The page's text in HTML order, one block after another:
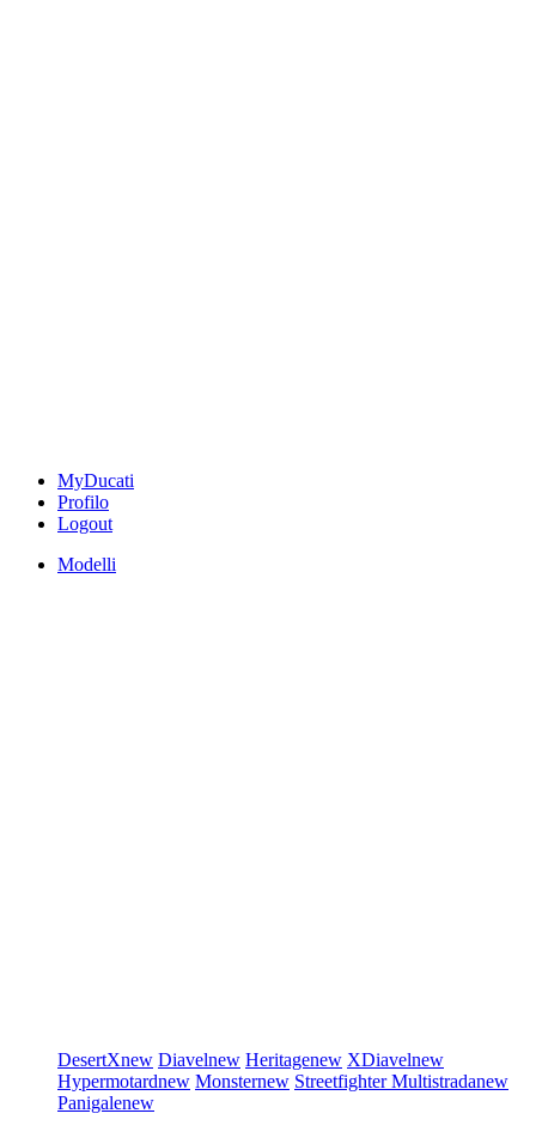
MyDucati
Profilo
Logout
Modelli
DesertXnew Diavelnew Heritagenew XDiavelnew
Hypermotardnew Monsternew StreetfighterMultistradanew
Panigalenew